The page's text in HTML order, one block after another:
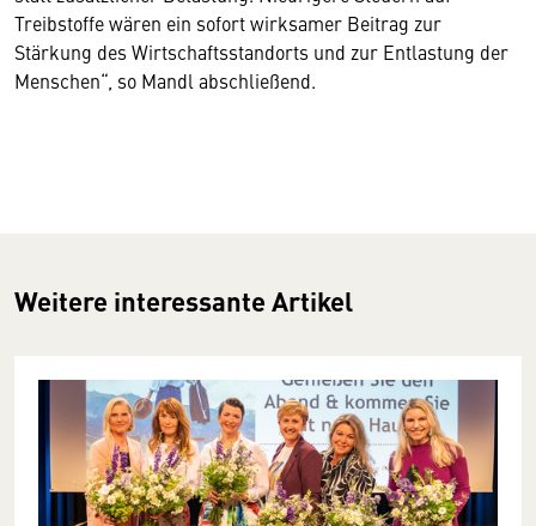
Treibstoffe wären ein sofort wirksamer Beitrag zur
Stärkung des Wirtschaftsstandorts und zur Entlastung der
Menschen“, so Mandl abschließend.
Weitere interessante Artikel